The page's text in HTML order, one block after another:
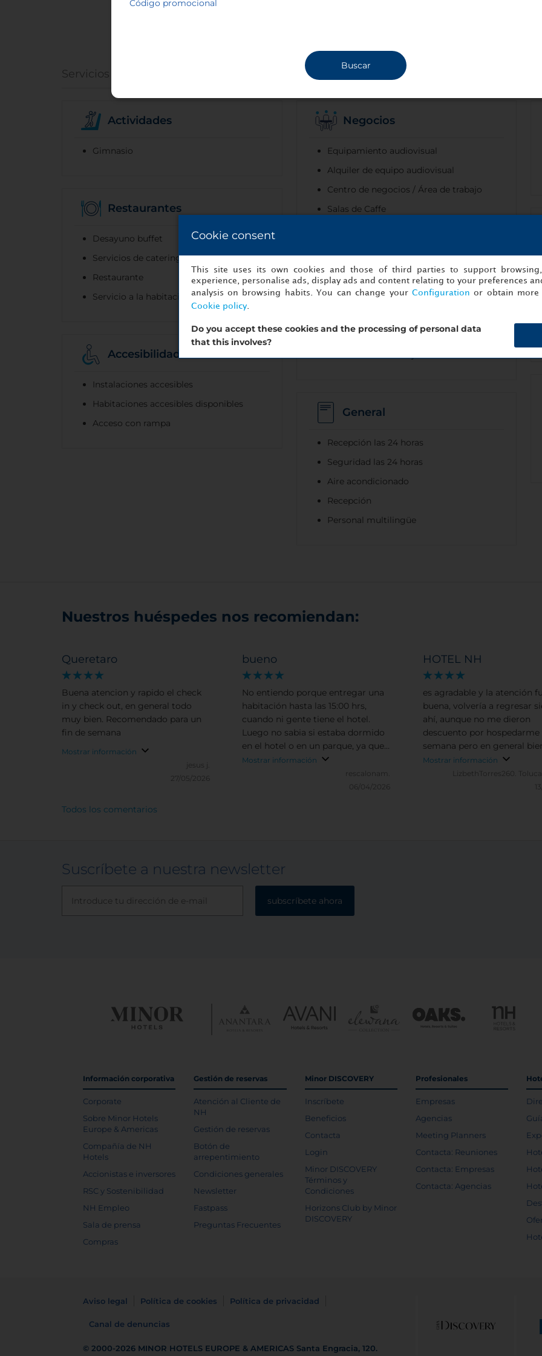
Servicios
Actividades
Gimnasio
Negocios
Equipamiento audiovisual
Alquiler de equipo audiovisual
Centro de negocios / Área de trabajo
Salas de Caffe
Restaurantes
Desayuno buffet
Servicios de catering
Restaurante
Servicio a la habitación
Estacionamiento accesible
Accesibilidad
Instalaciones accesibles
Habitaciones accesibles disponibles
Acceso con rampa
General
Recepción las 24 horas
Seguridad las 24 horas
Aire acondicionado
Recepción
Personal multilingüe
Nuestros huéspedes nos recomiendan:
Queretaro
Buena atencion y rapido el check
in y check out, en general todo
muy bien. Recomendado para un
fin de semana
Mostrar información
jesus j.
27/05/2026
bueno
No entiendo porque entregar una
habitación hasta las 15:00 hrs,
cuando ni gente tiene el hotel.
Luego no sabia si estaba dormido
en el hotel o en un parque, ya que
había un perro ladrando por la
Mostrar información
rescalonam.
06/04/2026
HOTEL NH
es agradable y la atención
buena, volvería a regresar
ahí, aunque no me dieron
descuento por hospedarme
semana pero en general
cuando me toco una
sucia me la cambiaron y no
Mostrar información
LizbethTorres260.
Todos los comentarios
Suscríbete a nuestra newsletter
subscríbete ahora
Información corporativa
Corporate
Sobre Minor Hotels
Europe & Americas
Compañía de NH
Hotels
Accionistas e inversores
RSC y Sostenibilidad
NH Empleo
Sala de prensa
Compras
Gestión de reservas
Atención al Cliente de
NH
Gestión de reservas
Botón de
arrepentimiento
Condiciones generales
Newsletter
Fastpass
Preguntas Frecuentes
Minor DISCOVERY
Inscríbete
Beneficios
Contacta
Login
Minor DISCOVERY
Términos y
Condiciones
Horizons Club by Minor
DISCOVERY
Profesionales
Empresas
Agencias
Meeting Planners
Contacta: Reuniones
Contacta: Empresas
Contacta: Agencias
Aviso legal Política de cookies Política de privacidad
Canal de denuncias
© 2000-2026 MINOR HOTELS EUROPE & AMERICAS Santa Engracia, 120.
Código promocional
Buscar
Cookie consent
This site uses its own cookies and those of third parties to support
experience, personalise ads, display ads and content relating to your preferences
analysis on browsing habits. You can change your Configuration or obtain
Cookie policy.
Do you accept these cookies and the processing of personal data
that this involves?